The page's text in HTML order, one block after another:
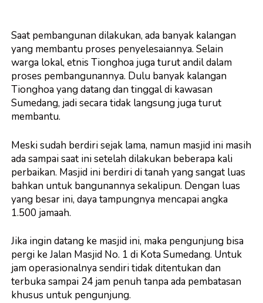
Saat pembangunan dilakukan, ada banyak kalangan
yang membantu proses penyelesaiannya. Selain
warga lokal, etnis Tionghoa juga turut andil dalam
proses pembangunannya. Dulu banyak kalangan
Tionghoa yang datang dan tinggal di kawasan
Sumedang, jadi secara tidak langsung juga turut
membantu.
Meski sudah berdiri sejak lama, namun masjid ini masih
ada sampai saat ini setelah dilakukan beberapa kali
perbaikan. Masjid ini berdiri di tanah yang sangat luas
bahkan untuk bangunannya sekalipun. Dengan luas
yang besar ini, daya tampungnya mencapai angka
1.500 jamaah.
Jika ingin datang ke masjid ini, maka pengunjung bisa
pergi ke Jalan Masjid No. 1 di Kota Sumedang. Untuk
jam operasionalnya sendiri tidak ditentukan dan
terbuka sampai 24 jam penuh tanpa ada pembatasan
khusus untuk pengunjung.